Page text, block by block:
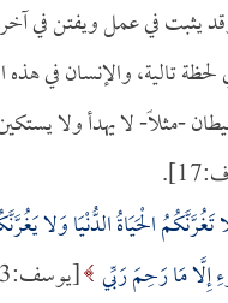
يثبت في عمل ويفتن في
تالية، والإنسان في هذه
-مثلاً- لا يهدأ ولا
الْحَيَاةُ الدُّنْيَا وَلا
إِلَّا مَا رَحِمَ رَبِّي